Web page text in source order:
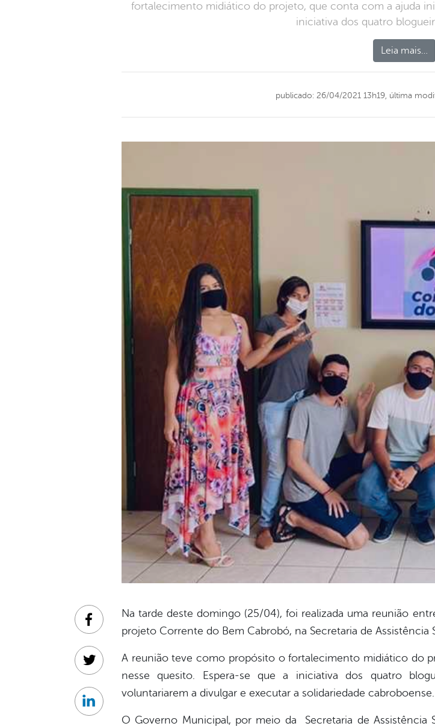
fortalecimento midiático do projeto, que conta com a ajuda
iniciativa dos quatro
Leia mais…
publicado: 26/04/2021 13h19, última
Na tarde deste domingo (25/04), foi realizada uma reunião
projeto Corrente do Bem Cabrobó, na Secretaria de Assistência
A reunião teve como propósito o fortalecimento midiático do
nesse quesito. Espera-se que a iniciativa dos quatro
voluntariarem a divulgar e executar a solidariedade cabroboense.
O Governo Municipal, por meio da Secretaria de Assistência
Facebook
Twitter
Linkedin